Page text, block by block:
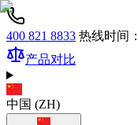
400 821 8833 热线时间
产品对比
中国 (ZH)